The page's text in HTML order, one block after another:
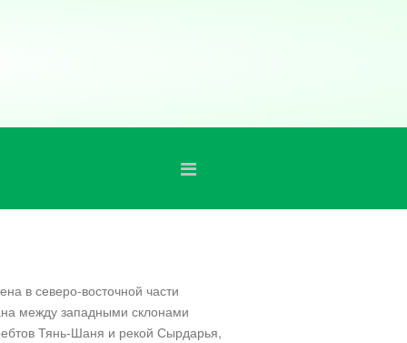
в северо-восточной части
между западными склонами
Тянь-Шаня и рекой Сырдарья,